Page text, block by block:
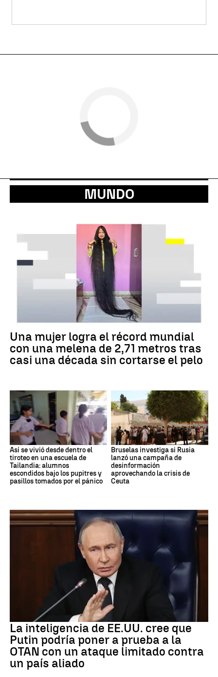
MUNDO
Una mujer logra el récord mundial
con una melena de 2,71 metros tras
casi una década sin cortarse el pelo
Así se vivió desde dentro el
tiroteo en una escuela de
Tailandia: alumnos
escondidos bajo los pupitres y
pasillos tomados por el pánico
Bruselas investiga si Rusia
lanzó una campaña de
desinformación
aprovechando la crisis de
Ceuta
La inteligencia de EE.UU. cree que
Putin podría poner a prueba a la
OTAN con un ataque limitado contra
un país aliado